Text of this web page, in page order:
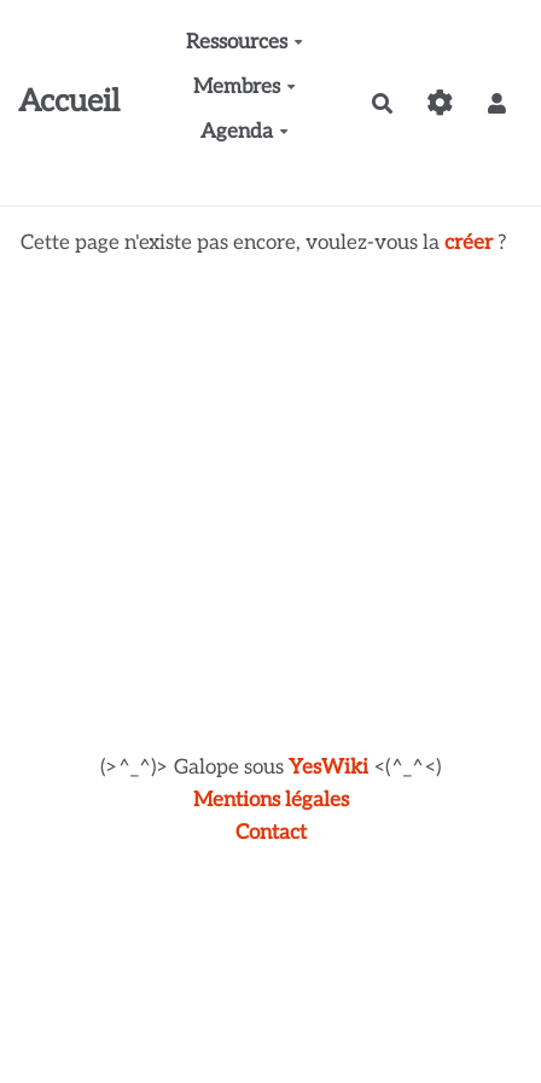
Aller au contenu principal
Accueil
Ressources
Membres
Agenda
Rechercher
Cette page n'existe pas encore, voulez-vous la créer?
(>^_^)> Galope sous YesWiki<(^_^<)
Mentions légales
Contact